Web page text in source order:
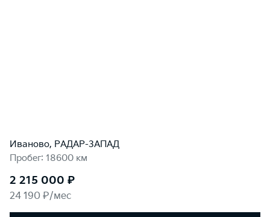
Иваново, РАДАР-ЗАПАД
Пробег: 18600 км
2 215 000 ₽
24 190 ₽/мес